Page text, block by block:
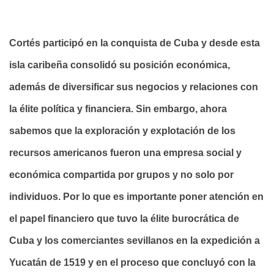
Cortés participó en la conquista de Cuba y desde esta
isla caribeña consolidó su posición económica,
además de diversificar sus negocios y relaciones con
la élite política y financiera. Sin embargo, ahora
sabemos que la exploración y explotación de los
recursos americanos fueron una empresa social y
económica compartida por grupos y no solo por
individuos. Por lo que es importante poner atención en
el papel financiero que tuvo la élite burocrática de
Cuba y los comerciantes sevillanos en la expedición a
Yucatán de 1519 y en el proceso que concluyó con la